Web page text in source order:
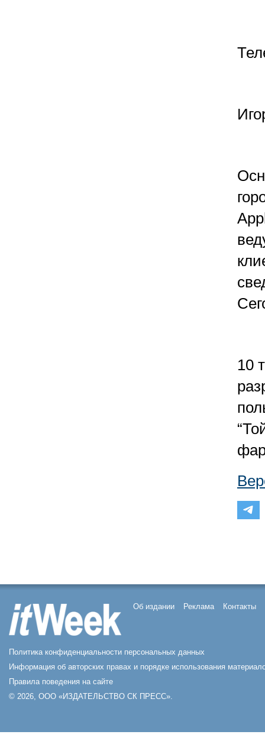
10
Об издании Реклама Контакты
Политика конфиденциальности персональных данных
Информация об авторских правах и порядке использования
Правила поведения на сайте
© 2026, ООО «ИЗДАТЕЛЬСТВО СК ПРЕСС».